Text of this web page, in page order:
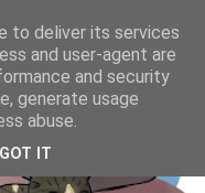
to deliver its services
and user-agent are
and security
generate usage
abuse.
GOT IT